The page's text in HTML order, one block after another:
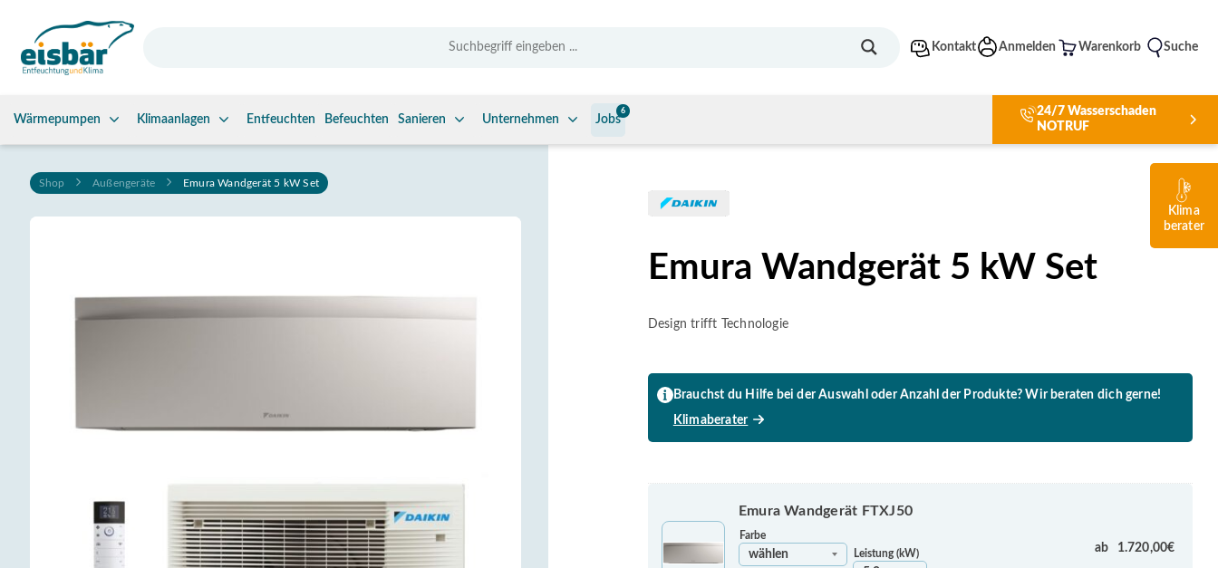
Kontakt Anmelden Warenkorb Suche
Wärmepumpen Klimaanlagen Entfeuchten Befeuchten Sanieren Unternehmen Jobs
6
24/7 Wasserschaden
NOTRUF
Shop Außengeräte Emura Wandgerät 5 kW Set
A++
Emura Wandgerät 5 kW Set
Design trifft Technologie
Brauchst du Hilfe bei der Auswahl oder Anzahl der Produkte? Wir beraten dich gerne!
Klimaberater
Emura Wandgerät FTXJ50
Farbe
Leistung (kW)
ab 1.720,00€
Klima
berater